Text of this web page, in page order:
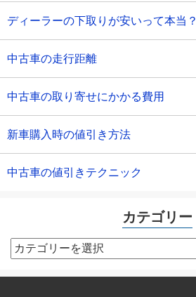
ディーラーの下取りが安いって本当？
中古車の走行距離
中古車の取り寄せにかかる費用
新車購入時の値引き方法
中古車の値引きテクニック
カテゴリー
カ
テ
ゴ